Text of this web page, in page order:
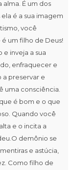
É um dos
é a sua imagem
você
um filho de Deus!
e inveja a sua
enfraquecer e
a preservar e
uma consciência.
é bom e o que
Quando você
e o incita a
demônio se
e astúcia,
Como filho de